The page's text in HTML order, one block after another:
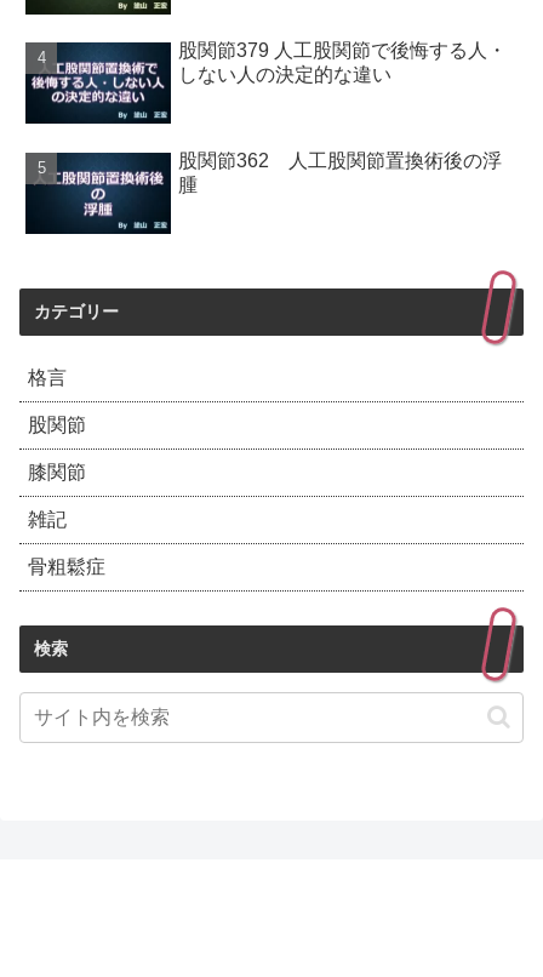
股関節379 人工股関節で後悔する人・
しない人の決定的な違い
股関節362 人工股関節置換術後の浮
腫
カテゴリー
格言
股関節
膝関節
雑記
骨粗鬆症
検索